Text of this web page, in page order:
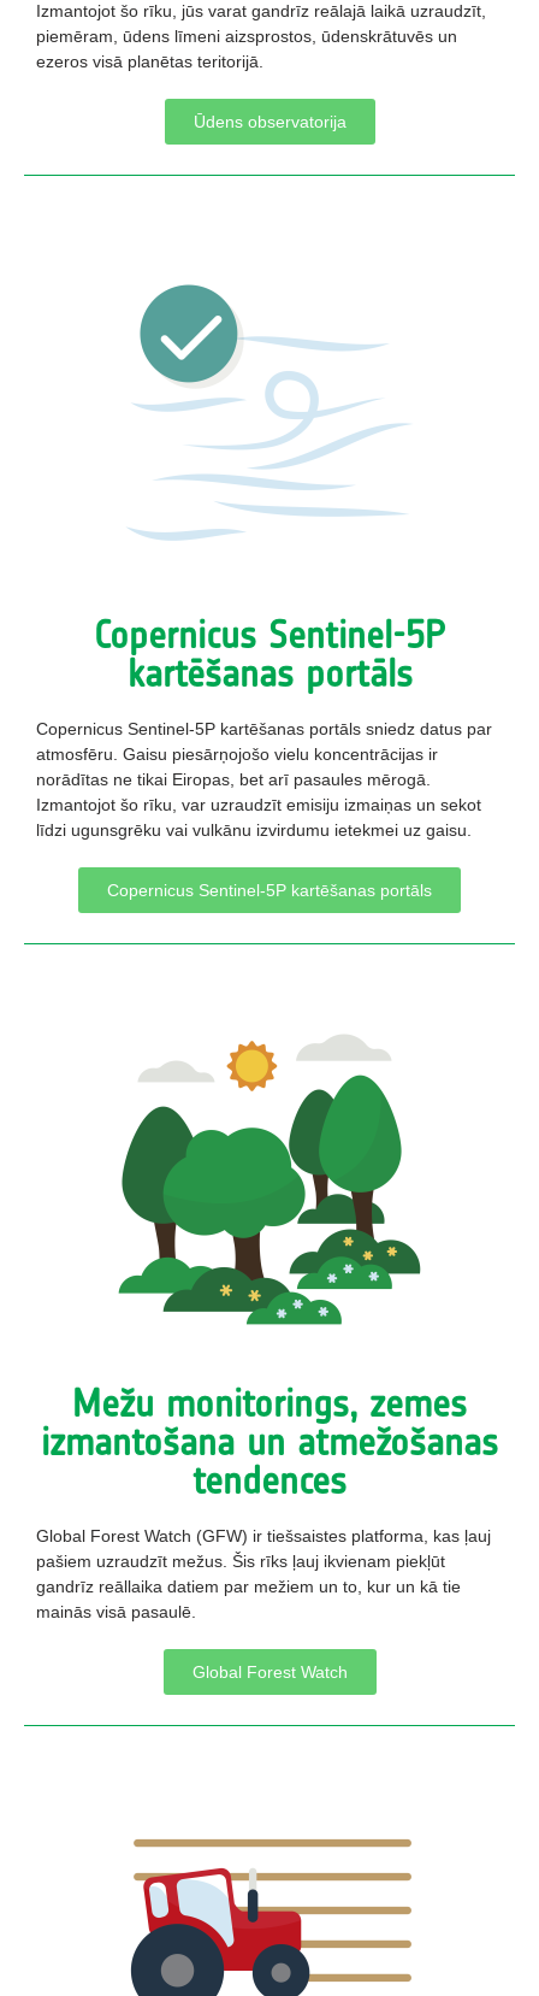
Izmantojot šo rīku, jūs varat gandrīz reālajā laikā uzraudzīt,
piemēram, ūdens līmeni aizsprostos, ūdenskrātuvēs un
ezeros visā planētas teritorijā.
Ūdens observatorija
Copernicus Sentinel-5P
kartēšanas portāls
Copernicus Sentinel-5P kartēšanas portāls sniedz datus par
atmosfēru. Gaisu piesārņojošo vielu koncentrācijas ir
norādītas ne tikai Eiropas, bet arī pasaules mērogā.
Izmantojot šo rīku, var uzraudzīt emisiju izmaiņas un sekot
līdzi ugunsgrēku vai vulkānu izvirdumu ietekmei uz gaisu.
Copernicus Sentinel-5P kartēšanas portāls
Mežu monitorings, zemes
izmantošana un atmežošanas
tendences
Global Forest Watch (GFW) ir tiešsaistes platforma, kas ļauj
pašiem uzraudzīt mežus. Šis rīks ļauj ikvienam piekļūt
gandrīz reāllaika datiem par mežiem un to, kur un kā tie
mainās visā pasaulē.
Global Forest Watch